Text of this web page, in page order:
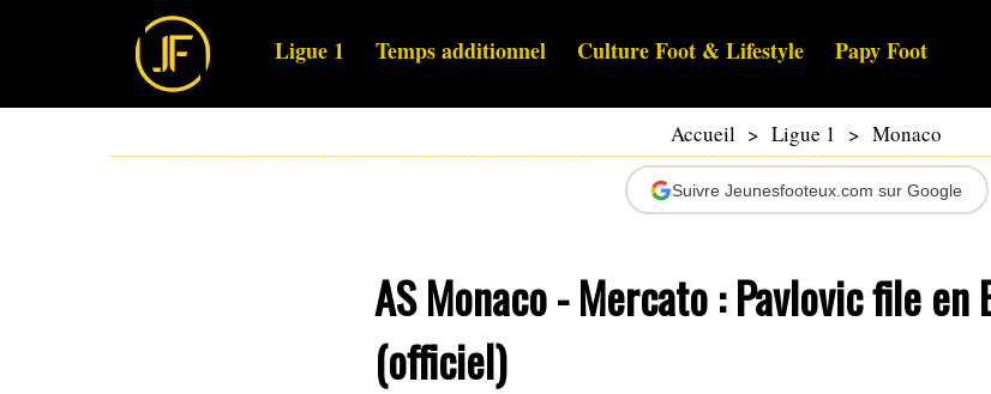
Ligue 1 Temps additionnel Culture Foot & Lifestyle Papy Foot
Accueil > Ligue 1 > Monaco
Suivre Jeunesfooteux.com sur Google
AS Monaco - Mercato : Pavlovic file en
(officiel)